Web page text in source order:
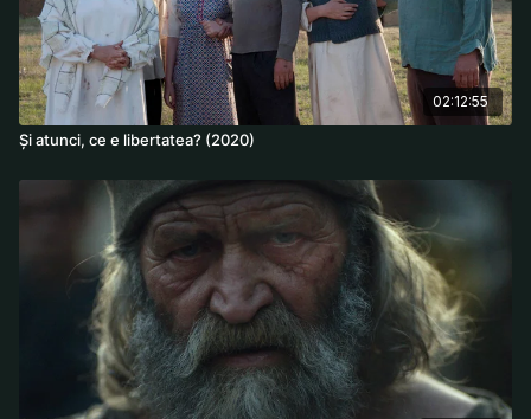
02:12:55
Și atunci, ce e libertatea? (2020)